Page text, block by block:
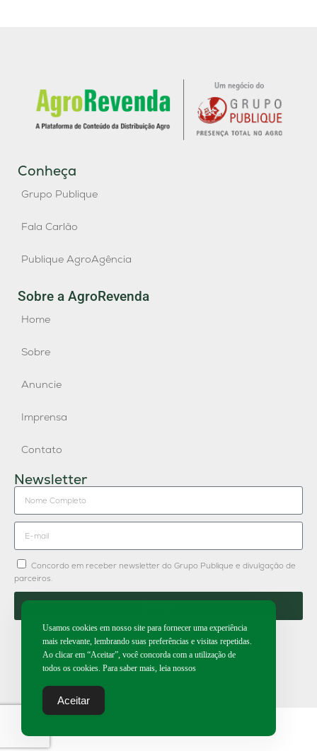
Conheça
Grupo Publique
Fala Carlão
Publique AgroAgência
Sobre a AgroRevenda
Home
Sobre
Anuncie
Imprensa
Contato
Newsletter
Concordo em receber newsletter do Grupo Publique e divulgação de
parceiros.
Usamos cookies em nosso site para fornecer uma experiência
mais relevante, lembrando suas preferências e visitas repetidas.
Ao clicar em “Aceitar”, você concorda com a utilização de
todos os cookies. Para saber mais, leia nossos
Aceitar